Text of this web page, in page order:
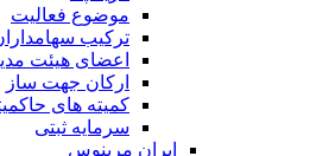
موضوع فعالیت
ترکیب
اعضای هیئت
ارکان جهت ساز
کمیته های
سرمایه ثبتی
ایران مرینوس